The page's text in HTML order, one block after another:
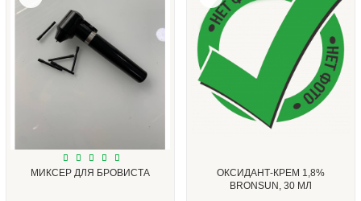
МИКСЕР ДЛЯ БРОВИСТА
ОКСИДАНТ-КРЕМ 1,8%
BRONSUN, 30 МЛ